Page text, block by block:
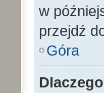
w
przejdź
Góra